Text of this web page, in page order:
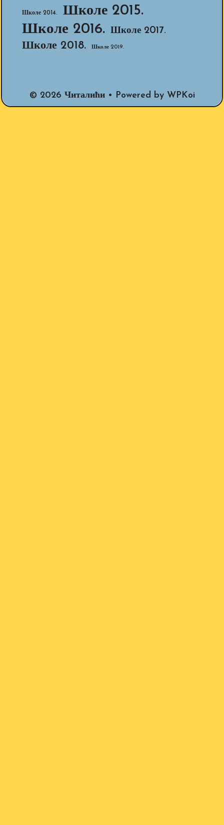
Школе 2014.
Школе 2015.
Школе 2016. Школе 2017.
Школе 2018. Школе 2019.
© 2026 Читалићи• Powered by WPKoi